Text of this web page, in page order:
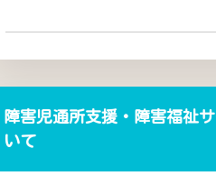
障害児通所支援・障害福祉
いて